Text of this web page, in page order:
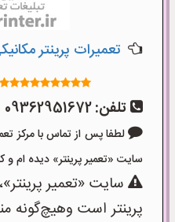
تعمیرات پرینتر
تلفن:09362951672
لطفا پس از تماس با مرکز
سایت «تعمیر پرینتر» دیده ام و کد «مرکز-6»
سایت «تعمیر
پرینتر است وهیچ‌گونه